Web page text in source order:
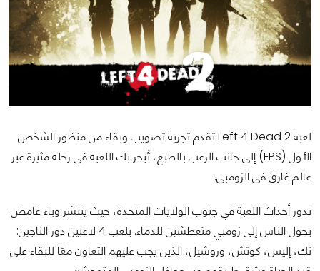
لعبة Left 4 Dead 2 تقدم تجربة تصويب وبقاء من منظور الشخص
الأول (FPS) إلى جانب الرعب بالطبع، تُبحر بك اللعبة في رحلة مثيرة عبر
عالم غارق في الزومبي.
تدور أحداث اللعبة في جنوب الولايات المتحدة، حيث ينتشر وباء غامض
يحول الناس إلى زومبي متعطشين للدماء. يلعب 4 لاعبين دور الناجين:
نك، إليس، كوتش، وروشيل، الذين يجب عليهم التعاون معًا للبقاء على